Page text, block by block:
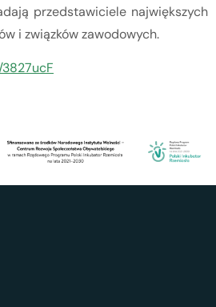
przedstawiciele największych
i związków zawodowych.